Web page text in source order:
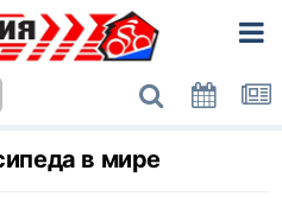
в мире